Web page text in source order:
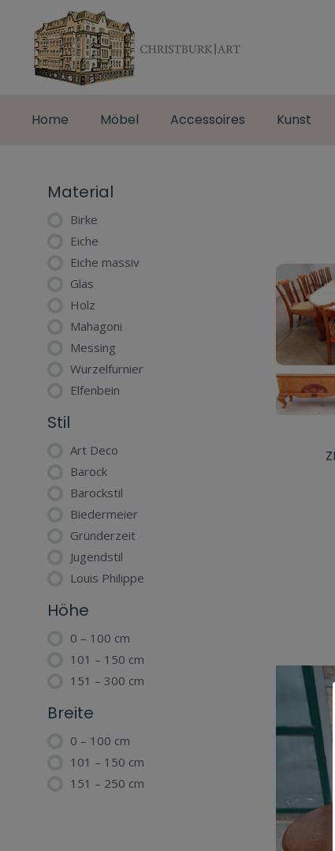
Home Möbel Accessoires Kunst
Material
Birke
Eiche
Eiche massiv
Glas
Holz
Mahagoni
Messing
Wurzelfurnier
Elfenbein
Stil
Art Deco
Barock
Barockstil
Biedermeier
Gründerzeit
Jugendstil
Louis Philippe
Höhe
0 – 100 cm
101 – 150 cm
151 – 300 cm
Breite
0 – 100 cm
101 – 150 cm
151 – 250 cm